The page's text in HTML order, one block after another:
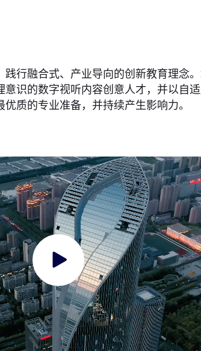
行融合式、产业导向的创新教育理念。
识的数字视听内容创意人才，并以自适
质的专业准备，并持续产生影响力。